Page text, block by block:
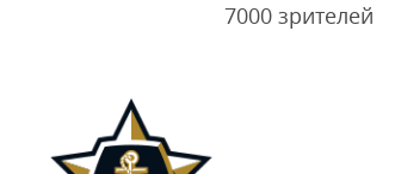
7000 зрителей